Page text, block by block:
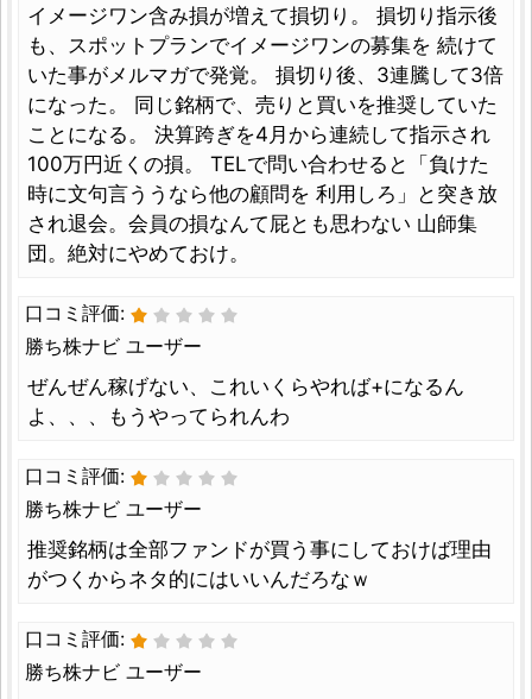
イメージワン含み損が増えて損切り。 損切り指示後
も、スポットプランでイメージワンの募集を 続けて
いた事がメルマガで発覚。 損切り後、3連騰して3倍
になった。 同じ銘柄で、売りと買いを推奨していた
ことになる。 決算跨ぎを4月から連続して指示され
100万円近くの損。 TELで問い合わせると「負けた
時に文句言ううなら他の顧問を 利用しろ」と突き放
され退会。会員の損なんて屁とも思わない 山師集
団。絶対にやめておけ。
口コミ評価:
勝ち株ナビ ユーザー
ぜんぜん稼げない、これいくらやれば+になるん
よ、、、もうやってられんわ
口コミ評価:
勝ち株ナビ ユーザー
推奨銘柄は全部ファンドが買う事にしておけば理由
がつくからネタ的にはいいんだろなｗ
口コミ評価:
勝ち株ナビ ユーザー